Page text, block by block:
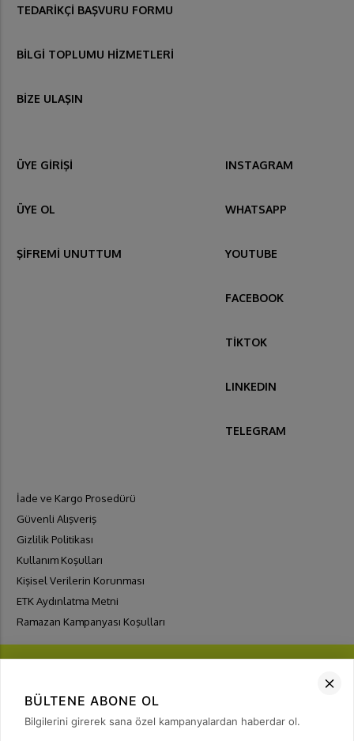
TEDARİKÇİ BAŞVURU FORMU
BİLGİ TOPLUMU HİZMETLERİ
BİZE ULAŞIN
ÜYE GİRİŞİ
ÜYE OL
ŞİFREMİ UNUTTUM
INSTAGRAM
WHATSAPP
YOUTUBE
FACEBOOK
TİKTOK
LINKEDIN
TELEGRAM
İade ve Kargo Prosedürü
Güvenli Alışveriş
Gizlilik Politikası
Kullanım Koşulları
Kişisel Verilerin Korunması
ETK Aydınlatma Metni
Ramazan Kampanyası Koşulları
FIRSATLARIYAKALA
BÜLTENE ABONE OL
Bilgilerini girerek sana özel kampanyalardan haberdar ol.